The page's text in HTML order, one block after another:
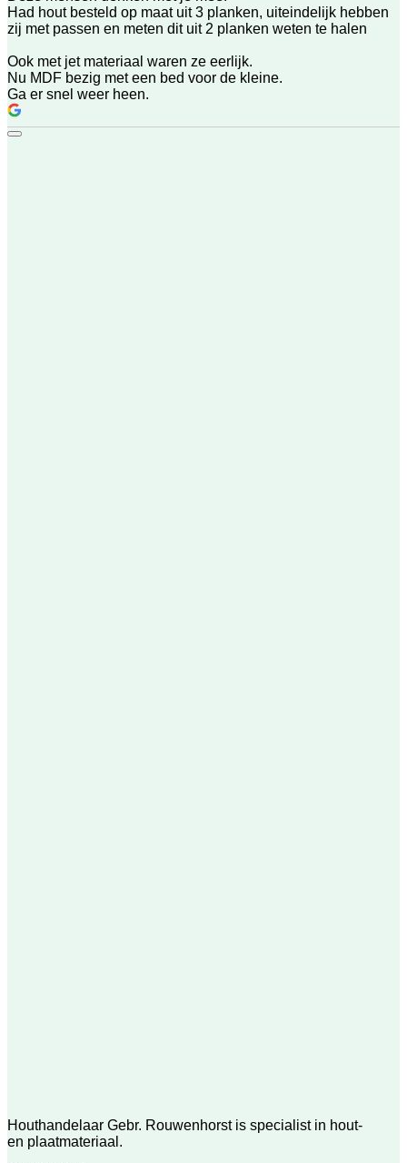
Had hout besteld op maat uit 3 planken, uiteindelijk hebben
zij met passen en meten dit uit 2 planken weten te halen
Ook met jet materiaal waren ze eerlijk.
Nu MDF bezig met een bed voor de kleine.
Ga er snel weer heen.
Houthandelaar Gebr. Rouwenhorst is specialist in hout-
en plaatmateriaal.